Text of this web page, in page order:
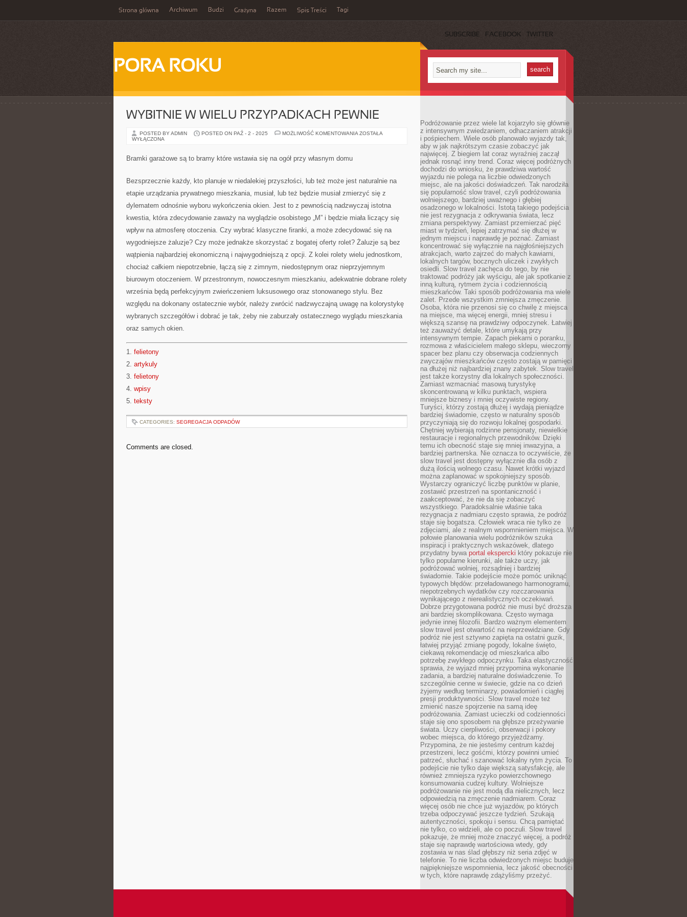
Strona główna Archiwum Budzi Grażyna Razem Spis Treści Tagi
SUBSCRIBE FACEBOOK TWITTER
PORA ROKU
WYBITNIE W WIELU PRZYPADKACH PEWNIE
POSTED BY ADMIN POSTED ON PAŹ - 2 - 2025 MOŻLIWOŚĆ KOMENTOWANIA WYBITNIE
ZOSTAŁA
WYŁĄCZONA
Bramki garażowe są to bramy które wstawia się na ogół przy własnym domu
Bezsprzecznie każdy, kto planuje w niedalekiej przyszłości, lub też może jest naturalnie na
etapie urządzania prywatnego mieszkania, musiał, lub też będzie musiał zmierzyć się z
dylematem odnośnie wyboru wykończenia okien. Jest to z pewnością nadzwyczaj istotna
kwestia, która zdecydowanie zaważy na wyglądzie osobistego „M” i będzie miała liczący się
wpływ na atmosferę otoczenia. Czy wybrać klasyczne firanki, a może zdecydować się na
wygodniejsze żaluzje? Czy może jednakże skorzystać z bogatej oferty rolet? Żaluzje są bez
wątpienia najbardziej ekonomiczną i najwygodniejszą z opcji. Z kolei rolety wielu jednostkom,
chociaż całkiem niepotrzebnie, łączą się z zimnym, niedostępnym oraz nieprzyjemnym
biurowym otoczeniem. W przestronnym, nowoczesnym mieszkaniu, adekwatnie dobrane rolety
września będą perfekcyjnym zwieńczeniem luksusowego oraz stonowanego stylu. Bez
względu na dokonany ostatecznie wybór, należy zwrócić nadzwyczajną uwagę na kolorystykę
wybranych szczegółów i dobrać je tak, żeby nie zaburzały ostatecznego wyglądu mieszkania
oraz samych okien.
1. felietony
2. artykuly
3. felietony
4. wpisy
5. teksty
CATEGORIES: SEGREGACJA ODPADÓW
Comments are closed.
Podróżowanie przez wiele lat kojarzyło się głównie
z intensywnym zwiedzaniem, odhaczaniem atrakcji
i pośpiechem. Wiele osób planowało wyjazdy tak,
aby w jak najkrótszym czasie zobaczyć jak
najwięcej. Z biegiem lat coraz wyraźniej zaczął
jednak rosnąć inny trend. Coraz więcej podróżnych
dochodzi do wniosku, że prawdziwa wartość
wyjazdu nie polega na liczbie odwiedzonych
miejsc, ale na jakości doświadczeń. Tak narodziła
się popularność slow travel, czyli podróżowania
wolniejszego, bardziej uważnego i głębiej
osadzonego w lokalności. Istotą takiego podejścia
nie jest rezygnacja z odkrywania świata, lecz
zmiana perspektywy. Zamiast przemierzać pięć
miast w tydzień, lepiej zatrzymać się dłużej w
jednym miejscu i naprawdę je poznać. Zamiast
koncentrować się wyłącznie na najgłośniejszych
atrakcjach, warto zajrzeć do małych kawiarni,
lokalnych targów, bocznych uliczek i zwykłych
osiedli. Slow travel zachęca do tego, by nie
traktować podróży jak wyścigu, ale jak spotkanie z
inną kulturą, rytmem życia i codziennością
mieszkańców. Taki sposób podróżowania ma wiele
zalet. Przede wszystkim zmniejsza zmęczenie.
Osoba, która nie przenosi się co chwilę z miejsca
na miejsce, ma więcej energii, mniej stresu i
większą szansę na prawdziwy odpoczynek. Łatwiej
też zauważyć detale, które umykają przy
intensywnym tempie. Zapach piekarni o poranku,
rozmowa z właścicielem małego sklepu, wieczorny
spacer bez planu czy obserwacja codziennych
zwyczajów mieszkańców często zostają w pamięci
na dłużej niż najbardziej znany zabytek. Slow travel
jest także korzystny dla lokalnych społeczności.
Zamiast wzmacniać masową turystykę
skoncentrowaną w kilku punktach, wspiera
mniejsze biznesy i mniej oczywiste regiony.
Turyści, którzy zostają dłużej i wydają pieniądze
bardziej świadomie, często w naturalny sposób
przyczyniają się do rozwoju lokalnej gospodarki.
Chętniej wybierają rodzinne pensjonaty, niewielkie
restauracje i regionalnych przewodników. Dzięki
temu ich obecność staje się mniej inwazyjna, a
bardziej partnerska. Nie oznacza to oczywiście, że
slow travel jest dostępny wyłącznie dla osób z
dużą ilością wolnego czasu. Nawet krótki wyjazd
można zaplanować w spokojniejszy sposób.
Wystarczy ograniczyć liczbę punktów w planie,
zostawić przestrzeń na spontaniczność i
zaakceptować, że nie da się zobaczyć
wszystkiego. Paradoksalnie właśnie taka
rezygnacja z nadmiaru często sprawia, że podróż
staje się bogatsza. Człowiek wraca nie tylko ze
zdjęciami, ale z realnym wspomnieniem miejsca. W
połowie planowania wielu podróżników szuka
inspiracji i praktycznych wskazówek, dlatego
przydatny bywa portal ekspercki który pokazuje nie
tylko popularne kierunki, ale także uczy, jak
podróżować wolniej, rozsądniej i bardziej
świadomie. Takie podejście może pomóc uniknąć
typowych błędów: przeładowanego harmonogramu,
niepotrzebnych wydatków czy rozczarowania
wynikającego z nierealistycznych oczekiwań.
Dobrze przygotowana podróż nie musi być droższa
ani bardziej skomplikowana. Często wymaga
jedynie innej filozofii. Bardzo ważnym elementem
slow travel jest otwartość na nieprzewidziane. Gdy
podróż nie jest sztywno zapięta na ostatni guzik,
łatwiej przyjąć zmianę pogody, lokalne święto,
ciekawą rekomendację od mieszkańca albo
potrzebę zwykłego odpoczynku. Taka elastyczność
sprawia, że wyjazd mniej przypomina wykonanie
zadania, a bardziej naturalne doświadczenie. To
szczególnie cenne w świecie, gdzie na co dzień
żyjemy według terminarzy, powiadomień i ciągłej
presji produktywności. Slow travel może też
zmienić nasze spojrzenie na samą ideę
podróżowania. Zamiast ucieczki od codzienności
staje się ono sposobem na głębsze przeżywanie
świata. Uczy cierpliwości, obserwacji i pokory
wobec miejsca, do którego przyjeżdżamy.
Przypomina, że nie jesteśmy centrum każdej
przestrzeni, lecz gośćmi, którzy powinni umieć
patrzeć, słuchać i szanować lokalny rytm życia. To
podejście nie tylko daje większą satysfakcję, ale
również zmniejsza ryzyko powierzchownego
konsumowania cudzej kultury. Wolniejsze
podróżowanie nie jest modą dla nielicznych, lecz
odpowiedzią na zmęczenie nadmiarem. Coraz
więcej osób nie chce już wyjazdów, po których
trzeba odpoczywać jeszcze tydzień. Szukają
autentyczności, spokoju i sensu. Chcą pamiętać
nie tylko, co widzieli, ale co poczuli. Slow travel
pokazuje, że mniej może znaczyć więcej, a podróż
staje się naprawdę wartościowa wtedy, gdy
zostawia w nas ślad głębszy niż seria zdjęć w
telefonie. To nie liczba odwiedzonych miejsc buduje
najpiękniejsze wspomnienia, lecz jakość obecności
w tych, które naprawdę zdążyliśmy przeżyć.